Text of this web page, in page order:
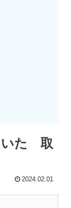
いた 取
2024.02.01